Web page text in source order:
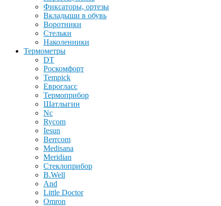
Фиксаторы, ортезы
Вкладыши в обувь
Воротники
Стельки
Наколенники
Термометры
DT
Роскомфорт
Tempick
Еврогласс
Термоприбор
Шатлыгин
Nc
Rycom
Iesun
Berrcom
Medisana
Meridian
Стеклоприбор
B.Well
And
Little Doctor
Omron